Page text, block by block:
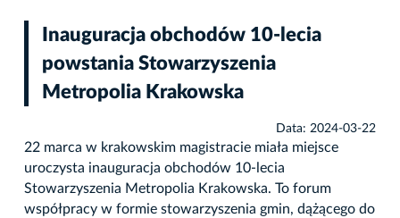
Inauguracja obchodów 10-lecia
powstania Stowarzyszenia
Metropolia Krakowska
Data: 2024-03-22
22 marca w krakowskim magistracie miała miejsce
uroczysta inauguracja obchodów 10-lecia
Stowarzyszenia Metropolia Krakowska. To forum
współpracy w formie stowarzyszenia gmin, dążącego do